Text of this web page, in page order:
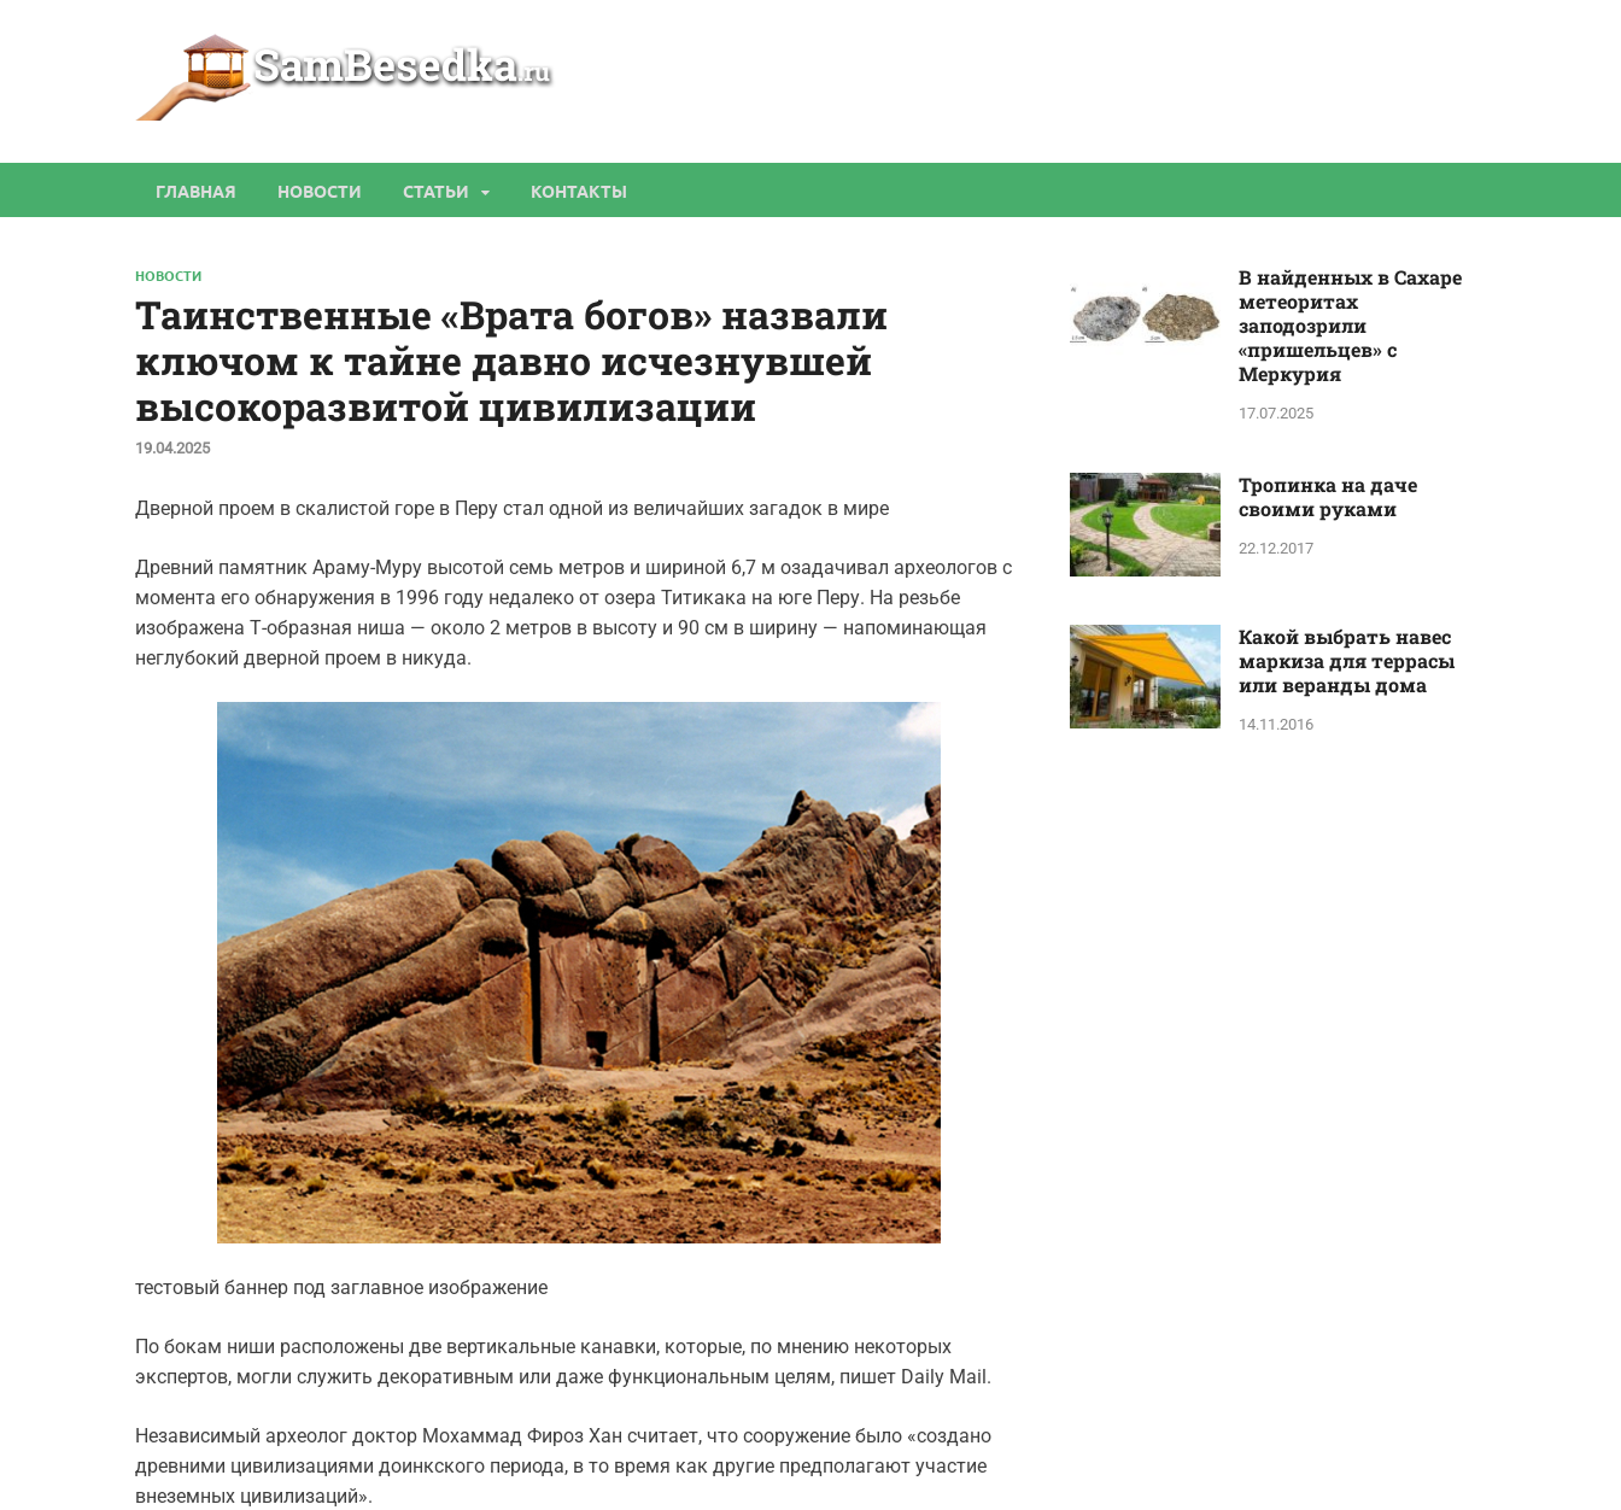
ГЛАВНАЯ НОВОСТИ СТАТЬИ КОНТАКТЫ
НОВОСТИ
Таинственные «Врата богов» назвали
ключом к тайне давно исчезнувшей
высокоразвитой цивилизации
19.04.2025
Дверной проем в скалистой горе в Перу стал одной из величайших загадок в мире
Древний памятник Араму-Муру высотой семь метров и шириной 6,7 м озадачивал археологов с
момента его обнаружения в 1996 году недалеко от озера Титикака на юге Перу. На резьбе
изображена Т-образная ниша — около 2 метров в высоту и 90 см в ширину — напоминающая
неглубокий дверной проем в никуда.
тестовый баннер под заглавное изображение
По бокам ниши расположены две вертикальные канавки, которые, по мнению некоторых
экспертов, могли служить декоративным или даже функциональным целям, пишет Daily Mail.
Независимый археолог доктор Мохаммад Фироз Хан считает, что сооружение было «создано
древними цивилизациями доинкского периода, в то время как другие предполагают участие
внеземных цивилизаций».
В найденных в Сахаре
метеоритах
заподозрили
«пришельцев» с
Меркурия
17.07.2025
Тропинка на даче
своими руками
22.12.2017
Какой выбрать навес
маркиза для террасы
или веранды дома
14.11.2016